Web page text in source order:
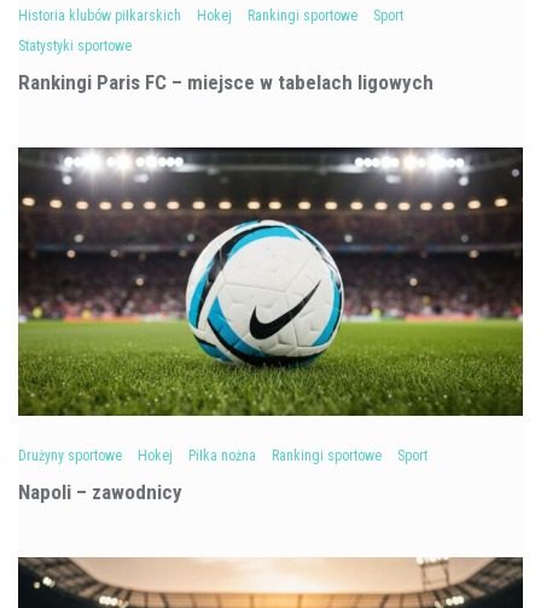
Historia klubów piłkarskich Hokej Rankingi sportowe
Sport
Statystyki sportowe
Rankingi Paris FC – miejsce w tabelach ligowych
Drużyny sportowe Hokej Piłka nożna Rankingi sportowe Sport
Napoli – zawodnicy